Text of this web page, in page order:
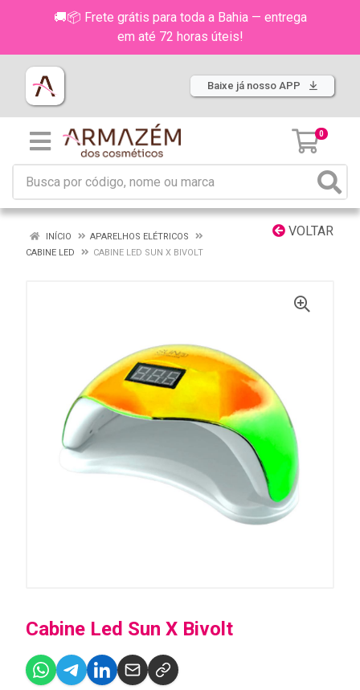
🚚📦 Frete grátis para toda a Bahia — entrega
em até 72 horas úteis!
Baixe já nosso APP
0
VOLTAR
INÍCIO
APARELHOS ELÉTRICOS
CABINE LED
CABINE LED SUN X BIVOLT
Cabine Led Sun X Bivolt